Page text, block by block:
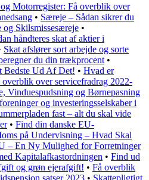
Motorregister: Få overblik over
• Særeje – Sådan sikrer du
Skilsmissesæreje •
håndteres skat af aktier i
Skat afslører sort arbejde og sorte
du din trækprocent •
Bedste Ud Af Det! • Hvad er
overblik over servicefradrag 2022-
Vinduespudsning og Børnepasning
og investeringsselskaber i
fast – alt du skal vide
• Find din danske EU-
på Undervisning – Hvad Skal
– En Ny Mulighed for Forretninger
Kapitalafkastordningen • Find ud
og grøn ejerafgift! • Få overblik
satser 2023 • Skattepligtigt